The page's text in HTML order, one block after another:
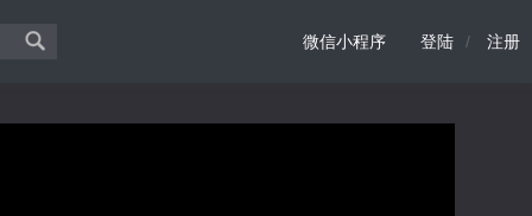
微信小程序 登陆 / 注册